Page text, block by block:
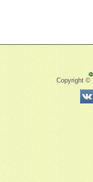
Copyright ©